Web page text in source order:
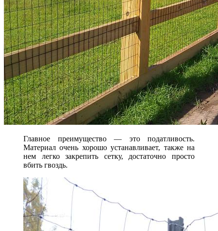
Главное преимущество — это податливость.
Материал очень хорошо устанавливает, также на
нем легко закрепить сетку, достаточно просто
вбить гвоздь.